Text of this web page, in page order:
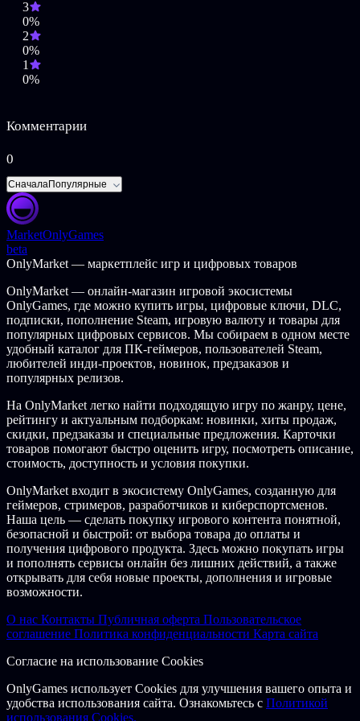
Одеяния воителей
Снарядите свой клан лучшим боевым облачением и
головными уборами, чтобы в схватку они врывались одетыми
с иголочки."
Вы — последняя надежда человечества
тысячелетиями. Упиваясь жесткостью и чужими страданиями,
они требуют слепого подчинения и поклонения,
скреплённого клятвой службы от каждого мужчины, каждой
женщины, каждого ребёнка. Тех же, кто откажется
подчиняться божественной воле, будет ждать медленная и
безжалостная смерть.
Пройдите жестокие испытания вместе с отважным отрядом
богов, вцепившихся в человечество. Каждый и каждая, кто
может поднять клинок, слишком долго терпевшие зверства
божественного господства, составят ваш клан из 8 кельтских
выживших — и встанут против полчищ ужасающих чудищ и
приспешников, обитающих в инфернальных царствах богов.
Каждое принятое решение будет заполнять страницы
уникальной истории. Одерживайте победы, и на ваших глазах
обращаются в прах.
©2021 and published by Plaion GmbH, Austria. Deep Silver is a
division of Plaion. Deep Silver, Gods Will Fall™ and their
respective logos are trademarks of Plaion GmbH. Developed by
property of their respective owners. All rights reserved.
3
0%
2
0%
1
0%
Комментарии
0
СначалаПопулярные
MarketOnlyGames
beta
OnlyMarket — маркетплейс игр и цифровых товаров
OnlyMarket — онлайн-магазин игровой экосистемы
OnlyGames, где можно купить игры, цифровые ключи, DLC,
подписки, пополнение Steam, игровую валюту и товары для
популярных цифровых сервисов. Мы собираем в одном месте
удобный каталог для ПК-геймеров, пользователей Steam,
любителей инди-проектов, новинок, предзаказов и
популярных релизов.
На OnlyMarket легко найти подходящую игру по жанру, цене,
рейтингу и актуальным подборкам: новинки, хиты продаж,
скидки, предзаказы и специальные предложения. Карточки
товаров помогают быстро оценить игру, посмотреть описание,
стоимость, доступность и условия покупки.
OnlyMarket входит в экосистему OnlyGames, созданную для
геймеров, стримеров, разработчиков и киберспортсменов.
Наша цель — сделать покупку игрового контента понятной,
безопасной и быстрой: от выбора товара до оплаты и
получения цифрового продукта. Здесь можно покупать игры
и пополнять сервисы онлайн без лишних действий, а также
открывать для себя новые проекты, дополнения и игровые
возможности.
О нас Контакты Публичная оферта Пользовательское
соглашение Политика конфиденциальности Карта сайта
Согласие на использование Cookies
OnlyGames использует Cookies для улучшения вашего опыта и
удобства использования сайта. Ознакомьтесь с Политикой
использования Cookies.